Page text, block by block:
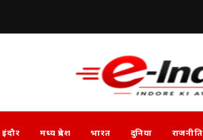
इंदौर मध्य प्रदेश भारत दुनिया राजनीति